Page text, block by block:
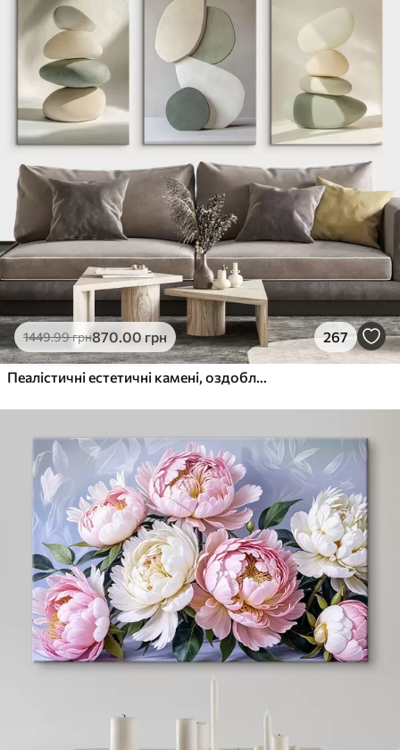
1449.99грн870.00 грн 267
Пеалістичні естетичні камені, оздоблення будинку, природне освітлення